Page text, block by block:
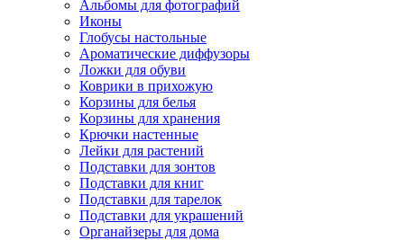
Альбомы для фотографий
Иконы
Глобусы настольные
Ароматические диффузоры
Ложки для обуви
Коврики в прихожую
Корзины для белья
Корзины для хранения
Крючки настенные
Лейки для растений
Подставки для зонтов
Подставки для книг
Подставки для тарелок
Подставки для украшений
Органайзеры для дома